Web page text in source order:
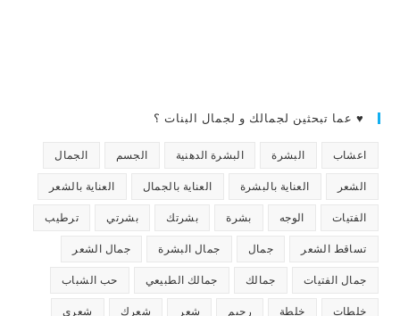
♥ عما تبحثين لجمالك و لجمال البنات ؟
اعشاب البشرة البشرة الدهنية الجسم الجمال
الشعر العناية بالبشرة العناية بالجمال العناية بالشعر
الفتيات الوجه بشرة بشرتك بشرتي ترطيب
تساقط الشعر جمال جمال البشرة جمال الشعر
جمال الفتيات جمالك جمالك الطبيعي حب الشباب
خلطات خلطة رجيم شعر شعرك شعري